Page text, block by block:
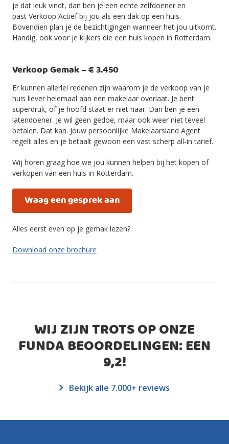
je dat leuk vindt, dan ben je een echte zelfdoener en
past Verkoop Actief bij jou als een dak op een huis.
Bovendien plan je de bezichtigingen wanneer het jou uitkomt.
Handig, ook voor je kijkers die een huis kopen in Rotterdam.
Verkoop Gemak – € 3.450
Er kunnen allerlei redenen zijn waarom je de verkoop van je
huis liever helemaal aan een makelaar overlaat. Je bent
superdruk, of je hoofd staat er niet naar. Dan ben je een
latendoener. Je wil geen gedoe, maar ook weer niet teveel
betalen. Dat kan. Jouw persoonlijke Makelaarsland Agent
regelt alles en je betaalt gewoon een vast scherp all-in tarief.
Wij horen graag hoe we jou kunnen helpen bij het kopen of
verkopen van een huis in Rotterdam.
Vraag een gesprek aan
Alles eerst even op je gemak lezen?
Download onze brochure
WIJ ZIJN TROTS OP ONZE
FUNDA BEOORDELINGEN: EEN
9,2!
Bekijk alle 7.000+ reviews